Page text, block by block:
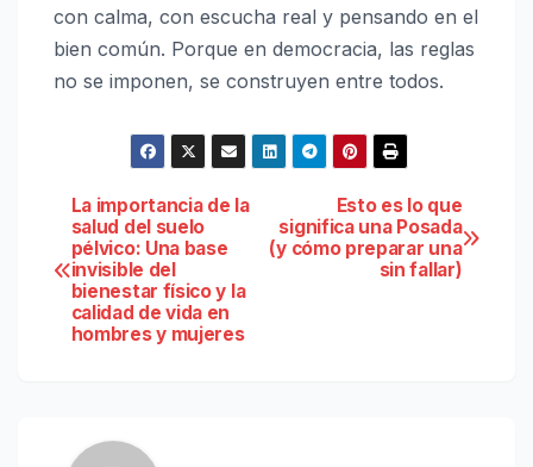
con calma, con escucha real y pensando en el
bien común. Porque en democracia, las reglas
no se imponen, se construyen entre todos.
Navegación
de
entradas
Esto es lo que
significa una Posada
(y cómo preparar una
sin fallar)
La importancia de la
salud del suelo
pélvico: Una base
invisible del
bienestar físico y la
calidad de vida en
hombres y mujeres